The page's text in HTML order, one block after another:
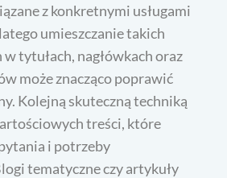
z konkretnymi usługami
umieszczanie takich
tytułach, nagłówkach oraz
może znacząco poprawić
Kolejną skuteczną techniką
treści, które
i potrzeby
tematyczne czy artykuły